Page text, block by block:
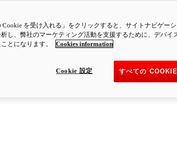
Cookie を受け入れる」をクリックすると、サイトナビゲー
し、弊社のマーケティング活動を支援するために、デバイ
とになります。
Cookies information
すべての
Cookie 設定